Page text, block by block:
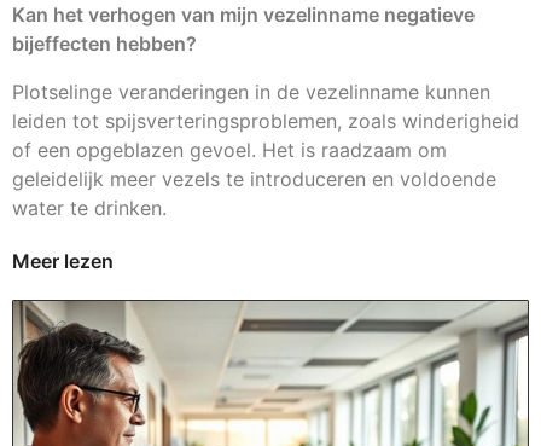
Kan het verhogen van mijn vezelinname negatieve
bijeffecten hebben?
Plotselinge veranderingen in de vezelinname kunnen
leiden tot spijsverteringsproblemen, zoals winderigheid
of een opgeblazen gevoel. Het is raadzaam om
geleidelijk meer vezels te introduceren en voldoende
water te drinken.
Meer lezen